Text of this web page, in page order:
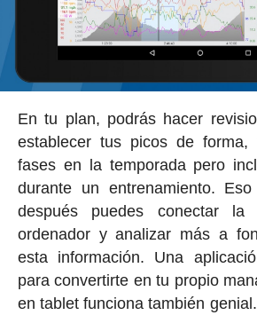
En tu plan, podrás hacer
establecer tus picos de forma,
fases en la temporada pero
durante un entrenamiento.
después puedes conectar
ordenador y analizar más a
esta información. Una
para convertirte en tu propio
en tablet funciona también